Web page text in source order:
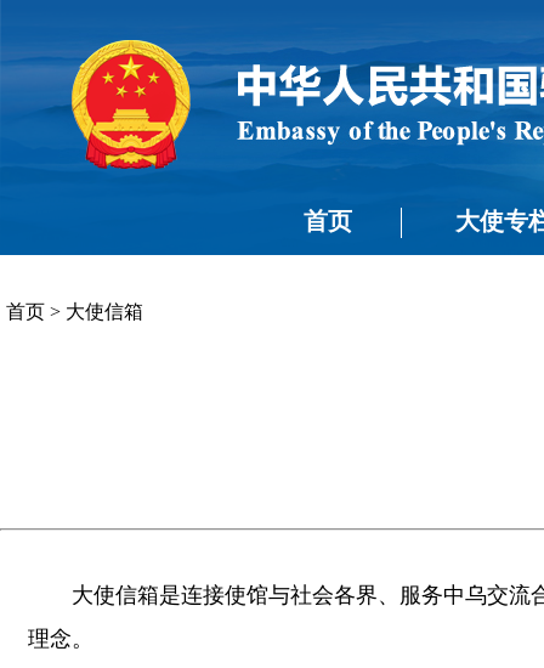
首页 大使专
首页 > 大使信箱
大使信箱是连接使馆与社会各界、服务中乌交
理念。